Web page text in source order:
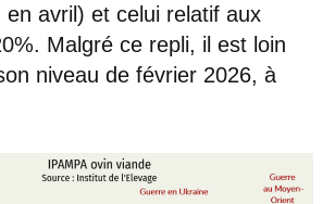
en avril) et celui relatif aux
Malgré ce repli, il est loin
niveau de février 2026, à